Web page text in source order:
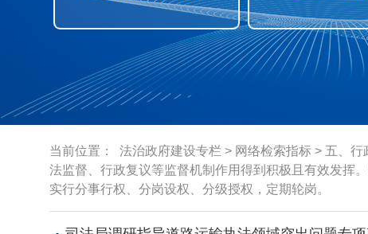
当前位置： 法治政府建设专栏 > 网络检索指标 > 五、行
法监督、行政复议等监督机制作用得到积极且有效发挥
实行分事行权、分岗设权、分级授权，定期轮岗。